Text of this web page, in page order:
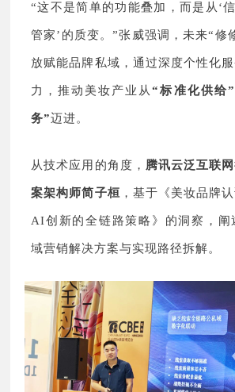
“这不是简单的功能叠加，而是从‘
管家’的质变。”张威强调，未来“修
放赋能品牌私域，通过深度个性化
力，推动美妆产业从“标准化供给
务”迈进。
从技术应用的角度， 腾讯云泛互联
案架构师简子桓 ，基于《美妆品牌
AI创新的全链路策略》的洞察，阐
域营销解决方案与实现路径拆解。